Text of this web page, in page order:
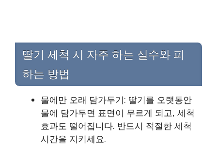
딸기 세척 시 자주 하는 실수와 피
하는 방법
물에만 오래 담가두기: 딸기를 오랫동안
물에 담가두면 표면이 무르게 되고, 세척
효과도 떨어집니다. 반드시 적절한 세척
시간을 지키세요.